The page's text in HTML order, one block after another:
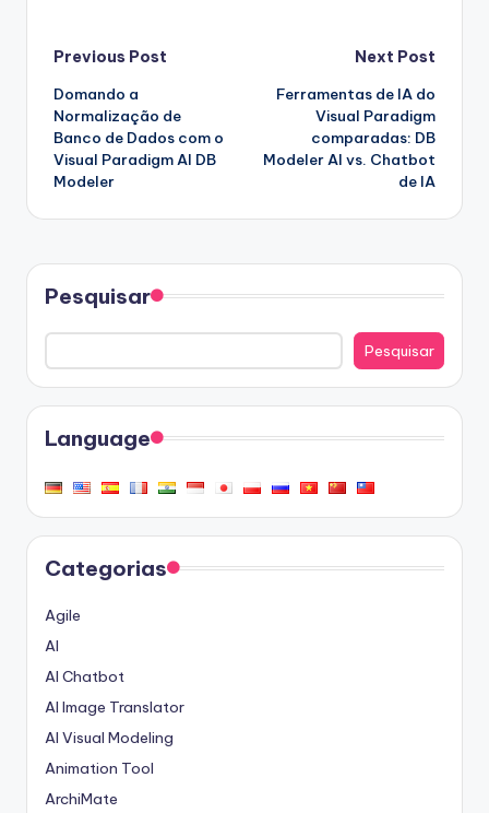
Post
navigation
Previous Post
Domando a
Normalização de
Banco de Dados com o
Visual Paradigm AI DB
Modeler
Next Post
Ferramentas de IA do
Visual Paradigm
comparadas: DB
Modeler AI vs. Chatbot
de IA
Pesquisar
Pesquisar
Language
Categorias
Agile
AI
AI Chatbot
AI Image Translator
AI Visual Modeling
Animation Tool
ArchiMate